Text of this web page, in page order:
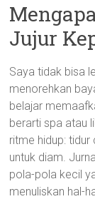
Jujur
Saya tidak bisa
menorehkan
belajar
berarti spa atau
ritme hidup:
untuk diam.
pola-pola kecil
menuliskan hal-